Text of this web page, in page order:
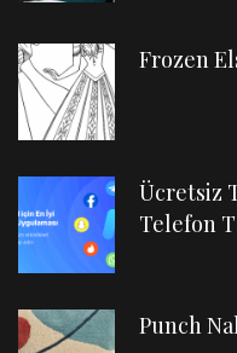
Frozen
Ücretsiz
Telefon
Punch